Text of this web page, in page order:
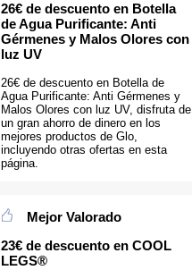
26€ de descuento en Botella
de Agua Purificante: Anti
Gérmenes y Malos Olores con
luz UV
26€ de descuento en Botella de
Agua Purificante: Anti Gérmenes y
Malos Olores con luz UV, disfruta de
un gran ahorro de dinero en los
mejores productos de Glo,
incluyendo otras ofertas en esta
página.
Mejor Valorado
23€ de descuento en COOL
LEGS®